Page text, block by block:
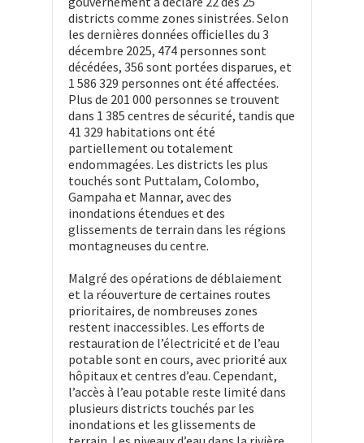
districts comme zones sinistrées. Selon
les dernières données officielles du 3
décembre 2025, 474 personnes sont
décédées, 356 sont portées disparues, et
1 586 329 personnes ont été affectées.
Plus de 201 000 personnes se trouvent
dans 1 385 centres de sécurité, tandis que
41 329 habitations ont été
partiellement ou totalement
endommagées. Les districts les plus
touchés sont Puttalam, Colombo,
Gampaha et Mannar, avec des
inondations étendues et des
glissements de terrain dans les régions
montagneuses du centre.
Malgré des opérations de déblaiement
et la réouverture de certaines routes
prioritaires, de nombreuses zones
restent inaccessibles. Les efforts de
restauration de l’électricité et de l’eau
potable sont en cours, avec priorité aux
hôpitaux et centres d’eau. Cependant,
l’accès à l’eau potable reste limité dans
plusieurs districts touchés par les
inondations et les glissements de